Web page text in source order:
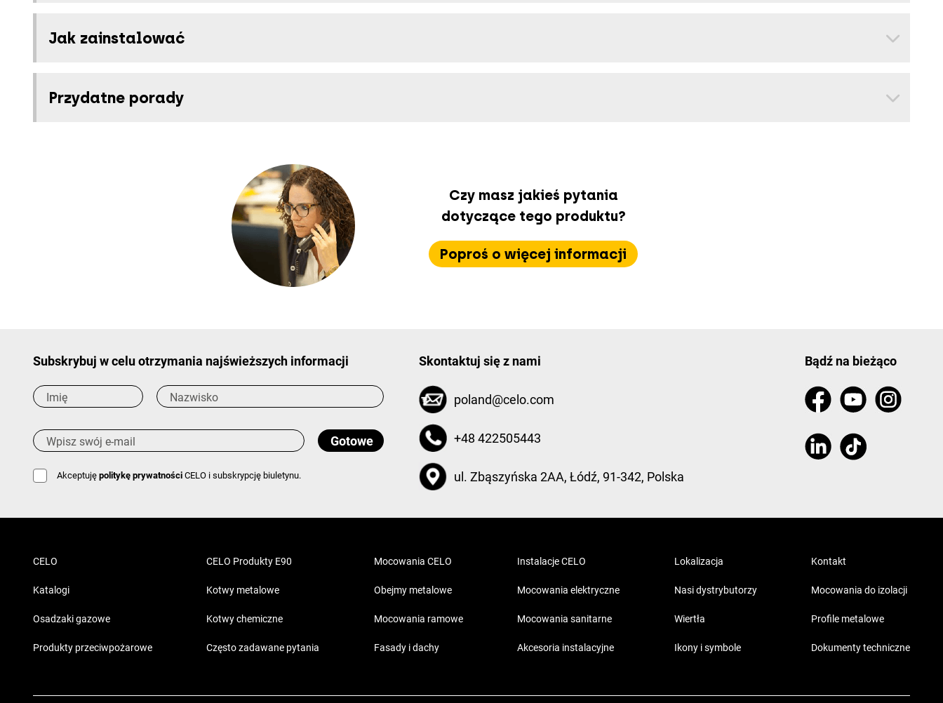
Jak zainstalować
Przydatne porady
Czy masz jakieś pytania
dotyczące tego produktu?
Poproś o więcej informacji
Subskrybuj w celu otrzymania najświeższych informacji
Akceptuję politykę prywatności CELO i subskrypcję biuletynu.
Skontaktuj się z nami
poland@celo.com
+48 422505443
ul. Zbąszyńska 2AA, Łódź, 91-342, Polska
Bądź na bieżąco
CELO
Katalogi
Osadzaki gazowe
Produkty przeciwpożarowe
CELO Produkty E90
Kotwy metalowe
Kotwy chemiczne
Często zadawane pytania
Mocowania CELO
Obejmy metalowe
Mocowania ramowe
Fasady i dachy
Instalacje CELO
Mocowania elektryczne
Mocowania sanitarne
Akcesoria instalacyjne
Lokalizacja
Nasi dystrybutorzy
Wiertła
Ikony i symbole
Kontakt
Mocowania do izolacji
Profile metalowe
Dokumenty techniczne